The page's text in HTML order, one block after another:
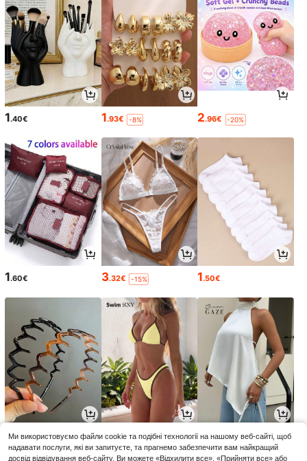
1.40€ 1.93€ -8% 2.96€ -20%
1.60€ 3.32€ -15% 1.50€
1.57€ -13% 8.20€ 6.50€
Ми використовуємо файли cookie та подібні технології на нашому веб-сайті, щоб
надавати послуги, які ви запитуєте, та прагнемо забезпечити вам найкращий
досвід відвідування веб-сайту. Ви можете «Відхилити все», «Прийняти все» або